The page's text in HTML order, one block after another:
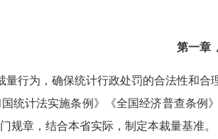
第一章
为，确保统计行政处罚的合法性和合
统计法实施条例》《全国经济普查条
规章，结合本省实际，制定本裁量基准。